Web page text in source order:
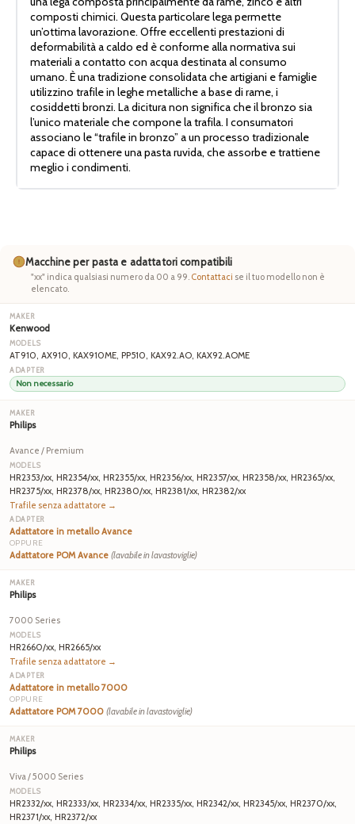
composti chimici. Questa particolare lega permette
un’ottima lavorazione. Offre eccellenti prestazioni di
deformabilità a caldo ed è conforme alla normativa sui
materiali a contatto con acqua destinata al consumo
umano. È una tradizione consolidata che artigiani e famiglie
utilizzino trafile in leghe metalliche a base di rame, i
cosiddetti bronzi. La dicitura non significa che il bronzo sia
l’unico materiale che compone la trafila. I consumatori
associano le “trafile in bronzo” a un processo tradizionale
capace di ottenere una pasta ruvida, che assorbe e trattiene
meglio i condimenti.
Macchine per pasta e adattatori compatibili
"xx" indica qualsiasi numero da 00 a 99. Contattaci se il tuo modello non è
elencato.
Kenwood
AT910, AX910, KAX910ME, PP510, KAX92.AO, KAX92.AOME
Non necessario
Philips
Avance / Premium
HR2353/xx, HR2354/xx, HR2355/xx, HR2356/xx, HR2357/xx, HR2358/xx, HR2365/xx,
HR2375/xx, HR2378/xx, HR2380/xx, HR2381/xx, HR2382/xx
Trafile senza adattatore →
Adattatore in metallo Avance
OPPURE
Adattatore POM Avance (lavabile in lavastoviglie)
Philips
7000 Series
HR2660/xx, HR2665/xx
Trafile senza adattatore →
Adattatore in metallo 7000
OPPURE
Adattatore POM 7000 (lavabile in lavastoviglie)
Philips
Viva / 5000 Series
HR2332/xx, HR2333/xx, HR2334/xx, HR2335/xx, HR2342/xx, HR2345/xx, HR2370/xx,
HR2371/xx, HR2372/xx